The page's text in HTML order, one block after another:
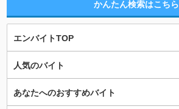
かんたん検索はこちら
エンバイトTOP
人気のバイト
あなたへのおすすめバイト